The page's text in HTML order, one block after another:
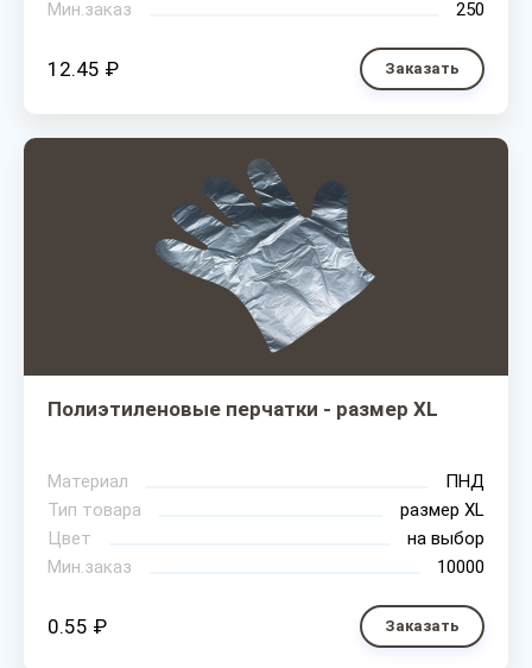
Мин.заказ 250
12.45 ₽ Заказать
Полиэтиленовые перчатки - размер XL
Материал
ПНД
Тип товара
размер XL
Цвет
на выбор
Мин.заказ
10000
0.55 ₽ Заказать